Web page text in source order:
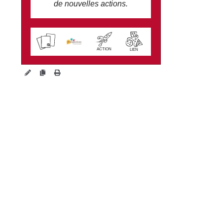
de nouvelles actions.
ACTION LIEN
wiki.perspectives.coop/?
TransformatioN